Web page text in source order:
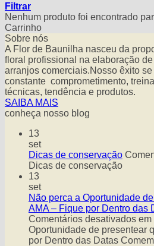
Filtrar
Nenhum produto foi encontrado
Carrinho
Sobre nós
A Flor de Baunilha nasceu da
floral profissional na elaboração de
arranjos comerciais.Nosso êxito
constante comprometimento,
técnicas, tendência e produtos.
SAIBA MAIS
conheça nosso blog
13
set
Dicas de conservação
Dicas de conservação
13
set
Não perca a Oportunidade
AMA – Fique por Dentro das
Comentários desativados em
Oportunidade de presentear
por Dentro das Datas